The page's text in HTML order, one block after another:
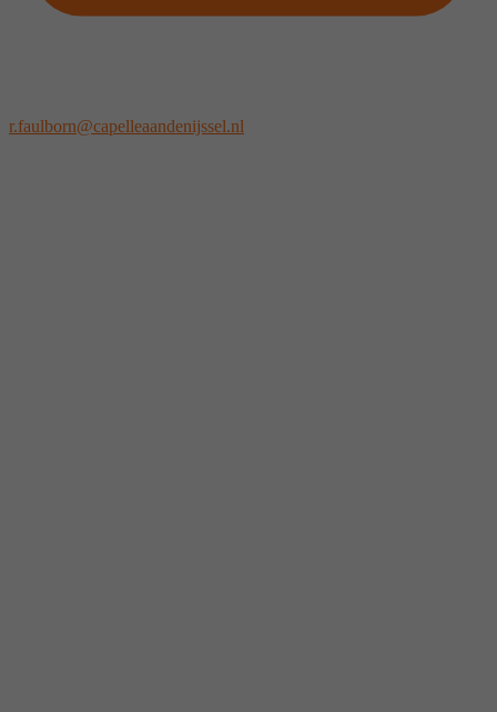
r.faulborn@capelleaandenijssel.nl